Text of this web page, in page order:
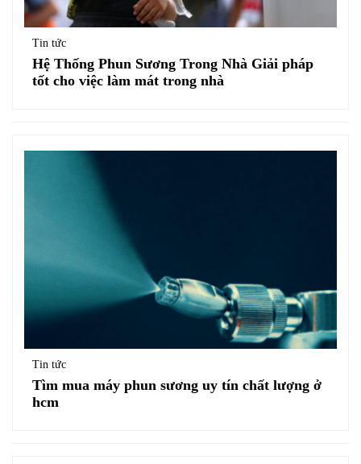
Tin tức
Hệ Thống Phun Sương Trong Nhà Giải pháp
tốt cho việc làm mát trong nhà
Tin tức
Tìm mua máy phun sương uy tín chất lượng ở
hcm